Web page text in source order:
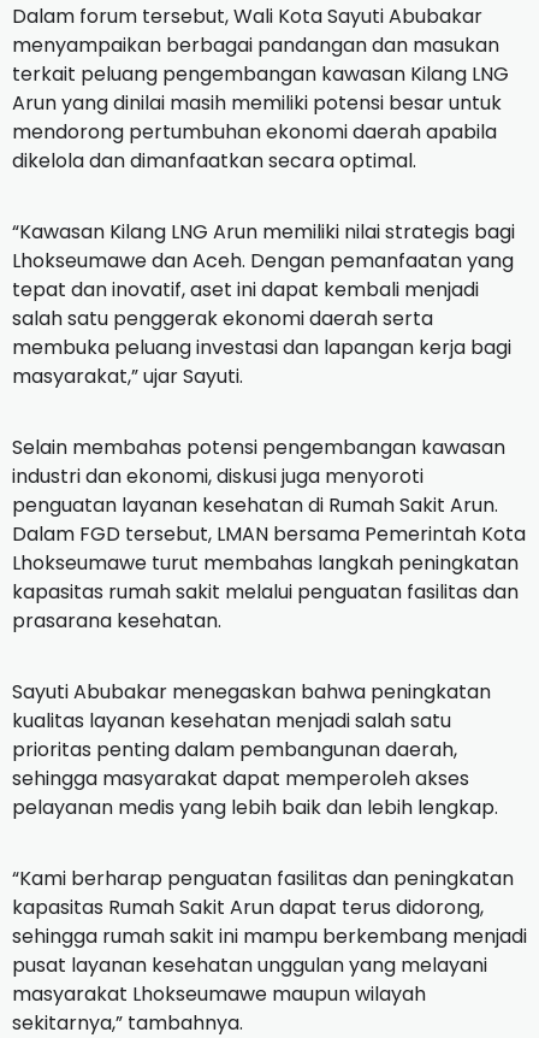
Dalam forum tersebut, Wali Kota Sayuti Abubakar
menyampaikan berbagai pandangan dan masukan
terkait peluang pengembangan kawasan Kilang LNG
Arun yang dinilai masih memiliki potensi besar untuk
mendorong pertumbuhan ekonomi daerah apabila
dikelola dan dimanfaatkan secara optimal.
“Kawasan Kilang LNG Arun memiliki nilai strategis bagi
Lhokseumawe dan Aceh. Dengan pemanfaatan yang
tepat dan inovatif, aset ini dapat kembali menjadi
salah satu penggerak ekonomi daerah serta
membuka peluang investasi dan lapangan kerja bagi
masyarakat,” ujar Sayuti.
Selain membahas potensi pengembangan kawasan
industri dan ekonomi, diskusi juga menyoroti
penguatan layanan kesehatan di Rumah Sakit Arun.
Dalam FGD tersebut, LMAN bersama Pemerintah Kota
Lhokseumawe turut membahas langkah peningkatan
kapasitas rumah sakit melalui penguatan fasilitas dan
prasarana kesehatan.
Sayuti Abubakar menegaskan bahwa peningkatan
kualitas layanan kesehatan menjadi salah satu
prioritas penting dalam pembangunan daerah,
sehingga masyarakat dapat memperoleh akses
pelayanan medis yang lebih baik dan lebih lengkap.
“Kami berharap penguatan fasilitas dan peningkatan
kapasitas Rumah Sakit Arun dapat terus didorong,
sehingga rumah sakit ini mampu berkembang menjadi
pusat layanan kesehatan unggulan yang melayani
masyarakat Lhokseumawe maupun wilayah
sekitarnya,” tambahnya.